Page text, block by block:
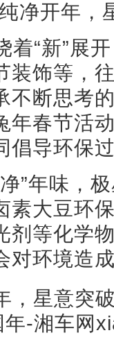
净开年，
着“新”展
装饰等，
不断思考
年春节活
倡导环保
”年味，
素大豆环
剂等化学
对环境造